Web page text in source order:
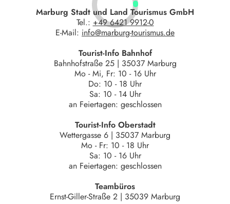
Marburg Stadt und Land Tourismus GmbH
Tel.: +49 6421 9912-0
E-Mail: info@marburg-tourismus.de
Tourist-Info Bahnhof
Bahnhofstraße 25 | 35037 Marburg
Mo - Mi, Fr: 10 - 16 Uhr
Do: 10 - 18 Uhr
Sa: 10 - 14 Uhr
an Feiertagen: geschlossen
Tourist-Info Oberstadt
Wettergasse 6 | 35037 Marburg
Mo - Fr: 10 - 18 Uhr
Sa: 10 - 16 Uhr
an Feiertagen: geschlossen
Teambüros
Ernst-Giller-Straße 2 | 35039 Marburg